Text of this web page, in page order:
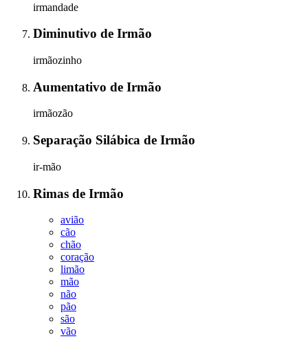
irmandade
Diminutivo de Irmão
irmãozinho
Aumentativo de Irmão
irmãozão
Separação Silábica de Irmão
ir-mão
Rimas de Irmão
avião
cão
chão
coração
limão
mão
não
pão
são
vão